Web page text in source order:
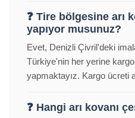
❓ Tire bölgesine arı
yapıyor musunuz?
Evet, Denizli Çivril'deki
Türkiye'nin her yerine
yapmaktayız. Kargo ücreti
❓ Hangi arı kovanı